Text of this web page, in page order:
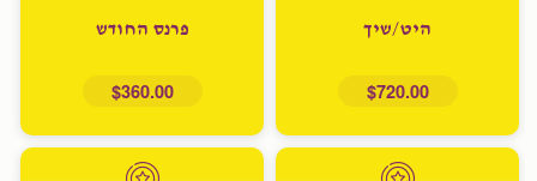
היט/שיך
$720.00
פרנס החודש
$360.00